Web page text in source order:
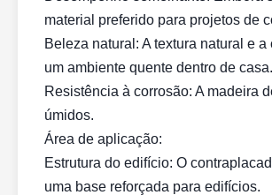
material preferido para projetos de
Beleza natural: A textura natural e
um ambiente quente dentro de casa.
Resistência à corrosão: A madeira
úmidos.
Área de aplicação:
Estrutura do edifício: O
uma base reforçada para edifícios.